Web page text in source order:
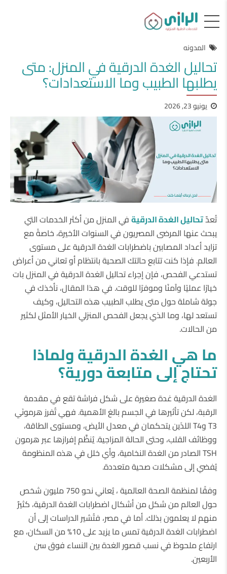
المدونه
تحاليل الغدة الدرقية في المنزل: متى
يطلبها الطبيب وما الاستعدادات؟
يونيو 23, 2026
تُعدّتحاليل الغدة الدرقيةفي المنزل من أكثر الخدمات التي
يبحث عنها المرضى المصريون في السنوات الأخيرة، خاصةً مع
تزايد أعداد المصابين باضطرابات الغدة الدرقية على مستوى
العالم. فإذا كنت تتابع حالتك الصحية بانتظام أو تعاني من أعراض
تستدعي الفحص، فإن إجراء تحاليل الغدة الدرقية في المنزل بات
خيارًا عمليًا وآمنًا وموفرًا للوقت. في هذا المقال، نأخذك في
جولة شاملة حول متى يطلب الطبيب هذه التحاليل، وكيف
تستعد لها، وما الذي يجعل الفحص المنزلي الخيار الأمثل لكثير
من الحالات.
ماهيالغدةالدرقيةولماذا
تحتاجإلىمتابعةدورية؟
الغدة الدرقية غدة صغيرة على شكل فراشة تقع في مقدمة
الرقبة، لكن تأثيرها في الجسم بالغ الأهمية. فهي تُفرز هرمونَي
T3 وT4 اللذَين يتحكمان في معدل الأيض، ومستوى الطاقة،
ووظائف القلب، وحتى الحالة المزاجية. يُنظَّم إفرازها عبر هرمون
TSH الصادر من الغدة النخامية، وأي خلل في هذه المنظومة
يُفضي إلى مشكلات صحية متعددة.
وفقًا لمنظمة الصحة العالمية ، يُعاني نحو 750 مليون شخص
حول العالم من شكل من أشكال اضطرابات الغدة الدرقية، كثيرٌ
منهم لا يعلمون بذلك. أما في مصر، فتُشير الدراسات إلى أن
اضطرابات الغدة الدرقية تمس ما يزيد على 10% من السكان، مع
ارتفاع ملحوظ في نسب قصور الغدة بين النساء فوق سن
الأربعين.